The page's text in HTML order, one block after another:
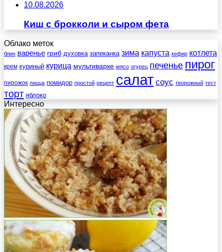
10.08.2026
Киш с брокколи и сыром фета
Облако меток
блин варенье гриб духовка запеканка зима капуста кефир котлета
крем куриный курица мультиварке мясо огурец печенье пирог
пирожок пицца помидор простой рецепт салат соус творожный тест
торт яблоко
Интересно